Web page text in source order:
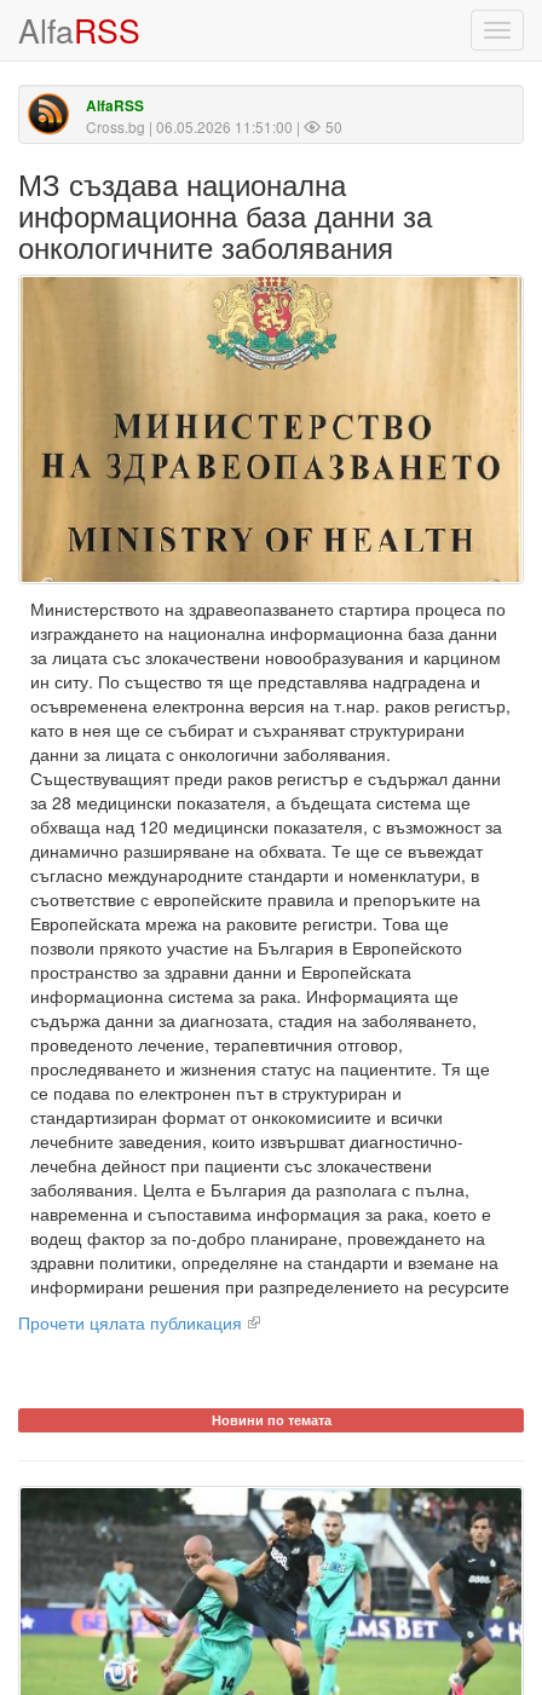
AlfaRSS
AlfaRSS
Cross.bg | 06.05.2026 11:51:00 | 50
МЗ създава национална
информационна база данни за
онкологичните заболявания
Министерството на здравеопазването стартира процеса по
изграждането на национална информационна база данни
за лицата със злокачествени новообразувания и карцином
ин ситу. По същество тя ще представлява надградена и
осъвременена електронна версия на т.нар. раков регистър,
като в нея ще се събират и съхраняват структурирани
данни за лицата с онкологични заболявания.
Съществуващият преди раков регистър е съдържал данни
за 28 медицински показателя, а бъдещата система ще
обхваща над 120 медицински показателя, с възможност за
динамично разширяване на обхвата. Те ще се въвеждат
съгласно международните стандарти и номенклатури, в
съответствие с европейските правила и препоръките на
Европейската мрежа на раковите регистри. Това ще
позволи прякото участие на България в Европейското
пространство за здравни данни и Европейската
информационна система за рака. Информацията ще
съдържа данни за диагнозата, стадия на заболяването,
проведеното лечение, терапевтичния отговор,
проследяването и жизнения статус на пациентите. Тя ще
се подава по електронен път в структуриран и
стандартизиран формат от онкокомисиите и всички
лечебните заведения, които извършват диагностично-
лечебна дейност при пациенти със злокачествени
заболявания. Целта е България да разполага с пълна,
навременна и съпоставима информация за рака, което е
водещ фактор за по-добро планиране, провеждането на
здравни политики, определяне на стандарти и вземане на
информирани решения при разпределението на ресурсите
Прочети цялата публикация
Новини по темата